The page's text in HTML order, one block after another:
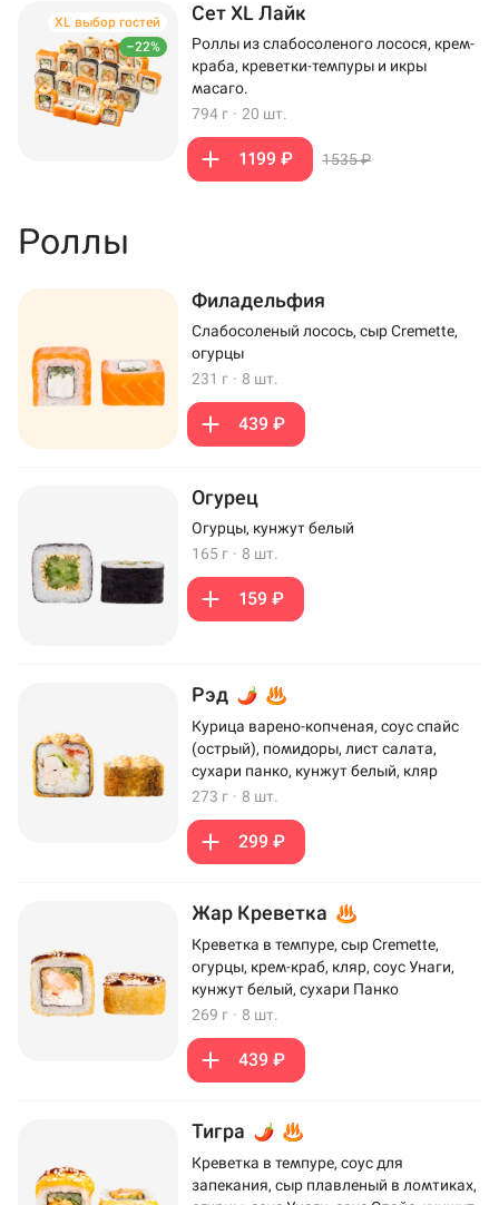
–22%
XL выбор гостей Сет XL Лайк
Роллы из слабосоленого лосося, крем-
краба, креветки-темпуры и икры
масаго.
794 г · 20 шт.
1199 ₽ 1535 ₽
Роллы
Филадельфия
Слабосоленый лосось, сыр Cremette,
огурцы
231 г · 8 шт.
439 ₽
Огурец
Огурцы, кунжут белый
165 г · 8 шт.
159 ₽
Рэд
Курица варено-копченая, соус спайс
(острый), помидоры, лист салата,
сухари панко, кунжут белый, кляр
273 г · 8 шт.
299 ₽
Жар Креветка
Креветка в темпуре, сыр Cremette,
огурцы, крем-краб, кляр, соус Унаги,
кунжут белый, сухари Панко
269 г · 8 шт.
439 ₽
Тигра
Креветка в темпуре, соус для
запекания, сыр плавленый в ломтиках,